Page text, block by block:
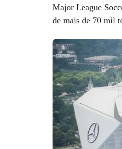
Major League
de mais de 70 mil